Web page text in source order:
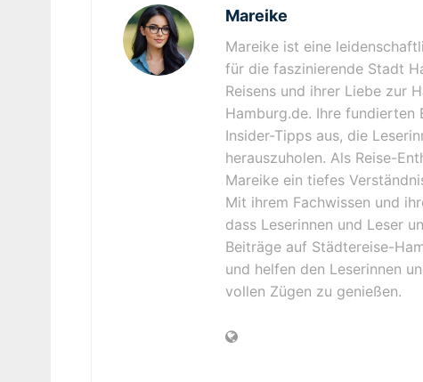
Mareike
Mareike ist eine
für die faszinierende Stadt
Reisens und ihrer Liebe zur
Hamburg.de. Ihre
Insider-Tipps aus, die
herauszuholen. Als Reise-
Mareike ein tiefes
Mit ihrem Fachwissen und
dass Leserinnen und Leser
Beiträge auf Städtereise-
und helfen den Leserinnen
vollen Zügen zu genießen.